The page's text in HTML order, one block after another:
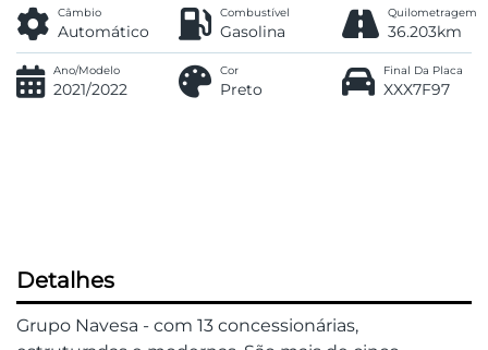
Câmbio
Automático
Combustível
Gasolina
Quilometragem
36.203km
Ano/Modelo
2021/2022
Cor
Preto
Final Da Placa
XXX7F97
Detalhes
Grupo Navesa - com 13 concessionárias,